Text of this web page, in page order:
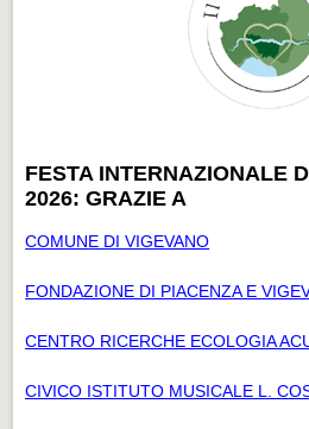
FESTA INTERNAZIONALE
2026: GRAZIE A
COMUNE DI VIGEVANO
FONDAZIONE DI PIACENZA E
CENTRO RICERCHE ECOLOGIA
CIVICO ISTITUTO MUSICALE L.